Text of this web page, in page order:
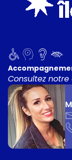
Consultez notre